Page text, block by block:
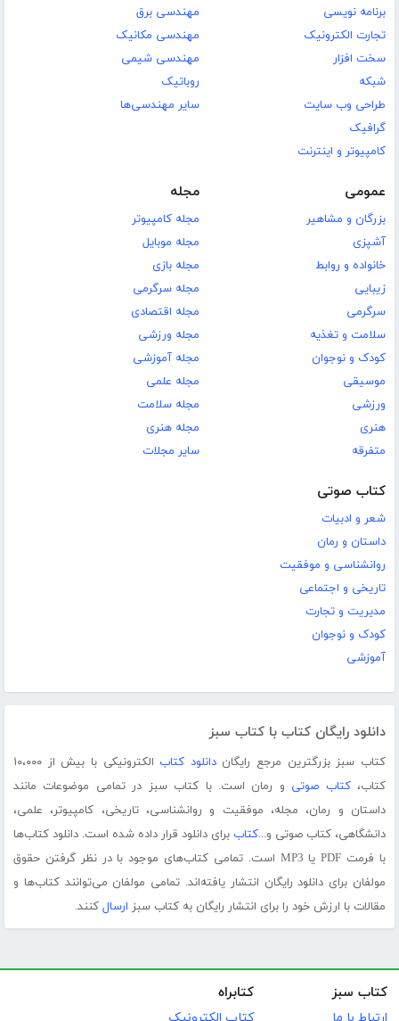
برنامه نویسی
تجارت الکترونیک
سخت افزار
شبکه
طراحی وب سایت
گرافیک
کامپیوتر و اینترنت
مهندسی برق
مهندسی مکانیک
مهندسی شیمی
روباتیک
سایر مهندسی‌ها
عمومی
بزرگان و مشاهیر
آشپزی
خانواده و روابط
زیبایی
سرگرمی
سلامت و تغذیه
کودک و نوجوان
موسیقی
ورزشی
هنری
متفرقه
مجله
مجله کامپیوتر
مجله موبایل
مجله بازی
مجله سرگرمی
مجله اقتصادی
مجله ورزشی
مجله آموزشی
مجله علمی
مجله سلامت
مجله هنری
سایر مجلات
کتاب صوتی
شعر و ادبیات
داستان و رمان
روانشناسی و موفقیت
تاریخی و اجتماعی
مدیریت و تجارت
کودک و نوجوان
آموزشی
دانلود رایگان کتاب با کتاب سبز
کتاب سبز بزرگترین مرجع رایگاندانلود کتاب
الکترونیکی با بیش از ۱۰،۰۰۰
کتاب،کتاب صوتی و رمان است. با کتاب سبز در تمامی موضوعات مانند
داستان و رمان، مجله، موفقیت و روانشناسی، تاریخی، کامپیوتر، علمی،
دانشگاهی، کتاب صوتی و...کتاب برای دانلود قرار داده شده است. دانلود کتاب‌ها
با فرمت PDF یا MP3 است. تمامی کتاب‌های موجود با در نظر گرفتن حقوق
مولفان برای دانلود رایگان انتشار یافته‌اند. تمامی مولفان می‌توانند کتاب‌ها و
مقالات با ارزش خود را برای انتشار رایگان به کتاب سبز ارسال کنند.
کتاب سبز کتابراه